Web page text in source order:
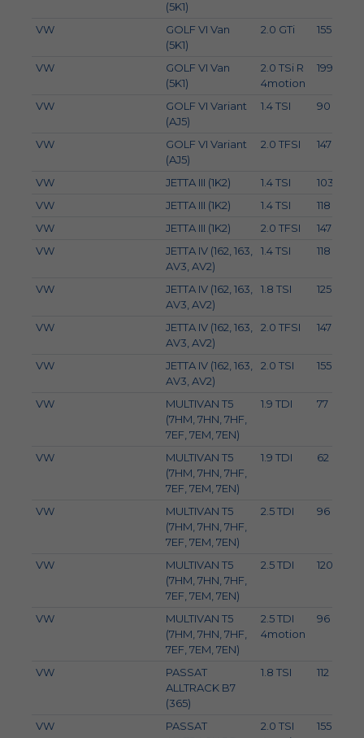
(5K1)
VW
GOLF VI Van
(5K1)
2.0 GTi 155
VW
GOLF VI Van
(5K1)
2.0 TSi R
4motion
199
VW
GOLF VI Variant
(AJ5)
1.4 TSI 90
VW
GOLF VI Variant
(AJ5)
2.0 TFSI 147
VW JETTA III (1K2) 1.4 TSI 103
VW
JETTA III (1K2) 1.4 TSI 118
VW
JETTA III (1K2) 2.0 TFSI 147
VW
JETTA IV (162, 163,
AV3, AV2)
1.4 TSI 118
VW
JETTA IV (162, 163,
AV3, AV2)
1.8 TSI 125
VW
JETTA IV (162, 163,
AV3, AV2)
2.0 TFSI 147
VW
JETTA IV (162, 163,
AV3, AV2)
2.0 TSI 155
VW
MULTIVAN T5
(7HM, 7HN, 7HF,
7EF, 7EM, 7EN)
1.9 TDI 77
VW
MULTIVAN T5
(7HM, 7HN, 7HF,
7EF, 7EM, 7EN)
1.9 TDI 62
VW
MULTIVAN T5
(7HM, 7HN, 7HF,
7EF, 7EM, 7EN)
2.5 TDI 96
VW
MULTIVAN T5
(7HM, 7HN, 7HF,
7EF, 7EM, 7EN)
2.5 TDI 120
VW
MULTIVAN T5
(7HM, 7HN, 7HF,
7EF, 7EM, 7EN)
2.5 TDI
4motion
96
VW
PASSAT
ALLTRACK B7
(365)
1.8 TSI 112
VW
PASSAT
2.0 TSI
155